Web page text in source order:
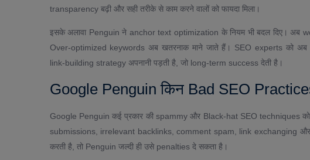
transparency बढ़ी और सही तरीके से काम करने वालों को फायदा मिला।
इसके अलावा Penguin ने anchor text optimization के नियम भी बदल दिए। अब
Over-optimized keywords अब खतरनाक माने जाते हैं। SEO experts को
link-building strategy अपनानी पड़ती है, जो long-term success देती है।
Google Penguin किन Bad SEO
Google Penguin कई प्रकार की spammy और Black-hat SEO techniques
submissions, irrelevant backlinks, comment spam, link exchanging और
करती है, तो Penguin जल्दी ही उसे penalties दे सकता है।